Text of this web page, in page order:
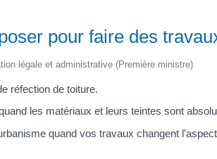
pour faire des
légale et administrative (Première ministre)
réfection de toiture.
les matériaux et leurs teintes sont
quand vos travaux changent